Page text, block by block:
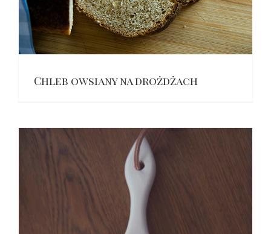
Chleb owsiany na drożdżach